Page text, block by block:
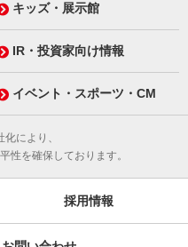
キッズ・展示館
IR・投資家向け情報
イベント・スポーツ・CM
により、
性を確保しております。
採用情報